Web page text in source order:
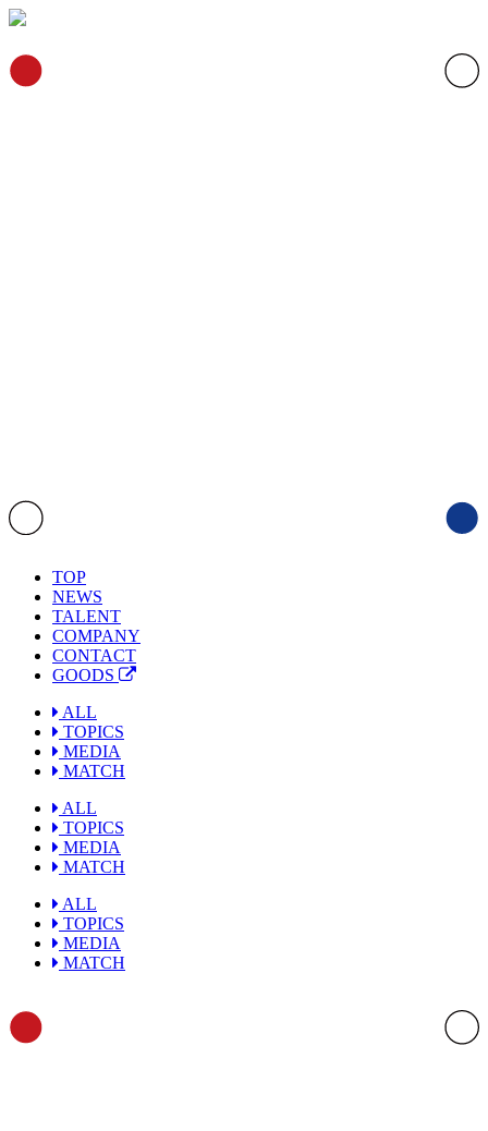
TOP
NEWS
TALENT
COMPANY
CONTACT
GOODS
ALL
TOPICS
MEDIA
MATCH
ALL
TOPICS
MEDIA
MATCH
ALL
TOPICS
MEDIA
MATCH